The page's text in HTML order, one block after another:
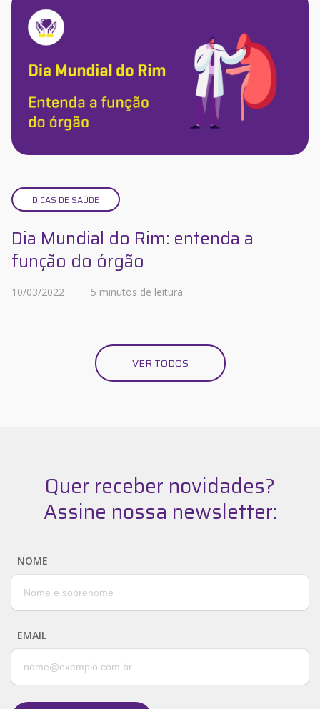
DICAS DE SAÚDE
Dia Mundial do Rim: entenda a
função do órgão
10/03/2022 5 minutos de leitura
VER TODOS
Quer receber novidades?
Assine nossa newsletter:
NOME
EMAIL